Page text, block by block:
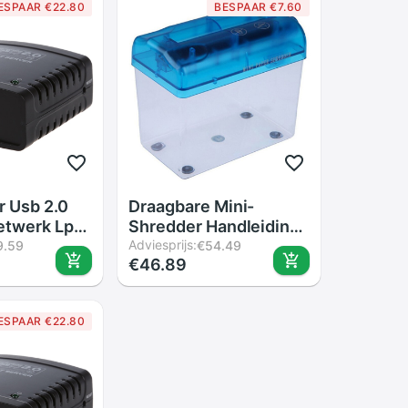
€22.80
Usb 2.0
Lpr
Printers
BESPAAR €7.60
Draagbare Mini-
Shredder Handleiding
Shredder Handleiding
A6 Papier
Snijgereedschap
Adviesprijs:€54.49
€46.89
€22.80